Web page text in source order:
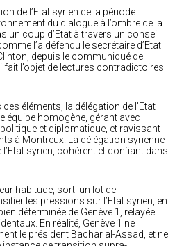
de l’Etat syrien de la période
du dialogue à l’ombre de la
un coup d’Etat à travers un conseil
l’a défendu le secrétaire d’Etat
depuis le communiqué de
fait l’objet de lectures contradictoires
éléments, la délégation de l’Etat
équipe homogène, gérant avec
et diplomatique, et ravissant
à Montreux. La délégation syrienne
syrien, cohérent et confiant dans
habitude, sorti un lot de
les pressions sur l’Etat syrien, en
déterminée de Genève 1, relayée
En réalité, Genève 1 ne
le président Bachar al-Assad, et ne